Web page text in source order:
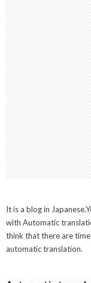
It is a blog in
with Automatic
think that there are
automatic translation.